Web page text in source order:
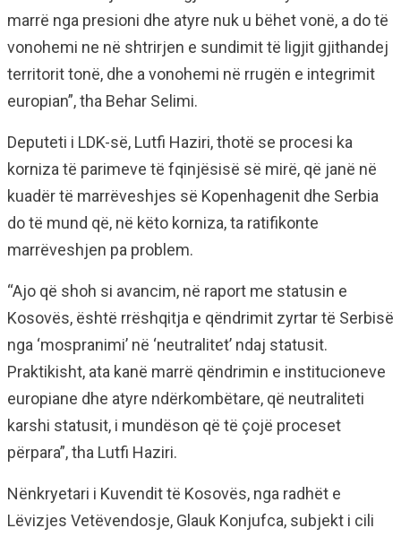
marrë nga presioni dhe atyre nuk u bëhet vonë, a do të
vonohemi ne në shtrirjen e sundimit të ligjit gjithandej
territorit tonë, dhe a vonohemi në rrugën e integrimit
europian”, tha Behar Selimi.
Deputeti i LDK-së, Lutfi Haziri, thotë se procesi ka
korniza të parimeve të fqinjësisë së mirë, që janë në
kuadër të marrëveshjes së Kopenhagenit dhe Serbia
do të mund që, në këto korniza, ta ratifikonte
marrëveshjen pa problem.
“Ajo që shoh si avancim, në raport me statusin e
Kosovës, është rrëshqitja e qëndrimit zyrtar të Serbisë
nga ‘mospranimi’ në ‘neutralitet’ ndaj statusit.
Praktikisht, ata kanë marrë qëndrimin e institucioneve
europiane dhe atyre ndërkombëtare, që neutraliteti
karshi statusit, i mundëson që të çojë proceset
përpara”, tha Lutfi Haziri.
Nënkryetari i Kuvendit të Kosovës, nga radhët e
Lëvizjes Vetëvendosje, Glauk Konjufca, subjekt i cili